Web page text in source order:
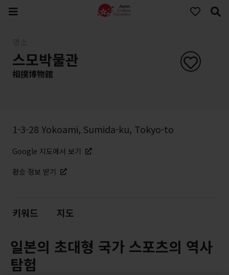
스모박물관
相撲博物館
1-3-28 Yokoami, Sumida-ku, Tokyo-to
Google 지도에서 보기
환승 정보 받기
키워드 지도
일본의 초대형 국가 스포츠의 역사
탐험